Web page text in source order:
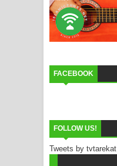
FACEBOOK
FOLLOW US!
Tweets by tvtarekat